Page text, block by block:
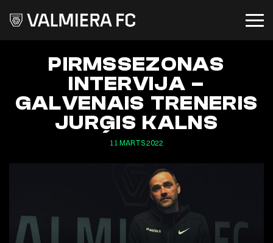
PIRMSSEZONAS
INTERVIJA –
GALVENAIS TRENERIS
JURĢIS KALNS
11 MARTS 2022